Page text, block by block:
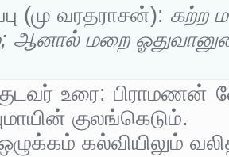
(மு வரதராசன்): கற்ற
ஆனால் மறை
உரை: பிராமணன்
குலங்கெடும்.
கல்வியிலும்